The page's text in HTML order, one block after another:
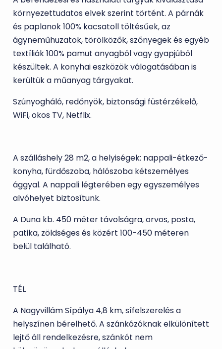
környezettudatos elvek szerint történt. A párnák
és paplanok 100% kacsatoll töltésűek, az
ágyneműhuzatok, törölközők, szőnyegek és egyéb
textíliák 100% pamut anyagból vagy gyapjúból
készültek. A konyhai eszközök válogatásában is
kerültük a műanyag tárgyakat.
Szúnyogháló, redőnyök, biztonsági füstérzékelő,
WiFi, okos TV, Netflix.
A szálláshely 28 m2, a helyiségek: nappali-étkező-
konyha, für­dő­szoba, hálószoba kétszemélyes
ággyal. A nappali légterében egy egyszemélyes
alvóhelyet biztosítunk.
A Duna kb. 450 méter távolságra, orvos, posta,
patika, zöldséges és közért 100-450 méteren
belül található.
TÉL
A Nagyvillám Sípálya 4,8 km, sífelszerelés a
helyszínen bérelhető. A szánkózóknak elkülönített
lejtő áll rendelkezésre, szánkót nem